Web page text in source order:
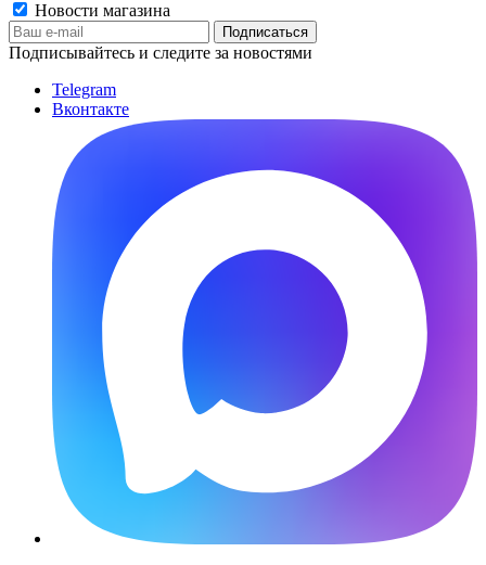
Новости магазина
Подписывайтесь и следите за новостями
Telegram
Вконтакте